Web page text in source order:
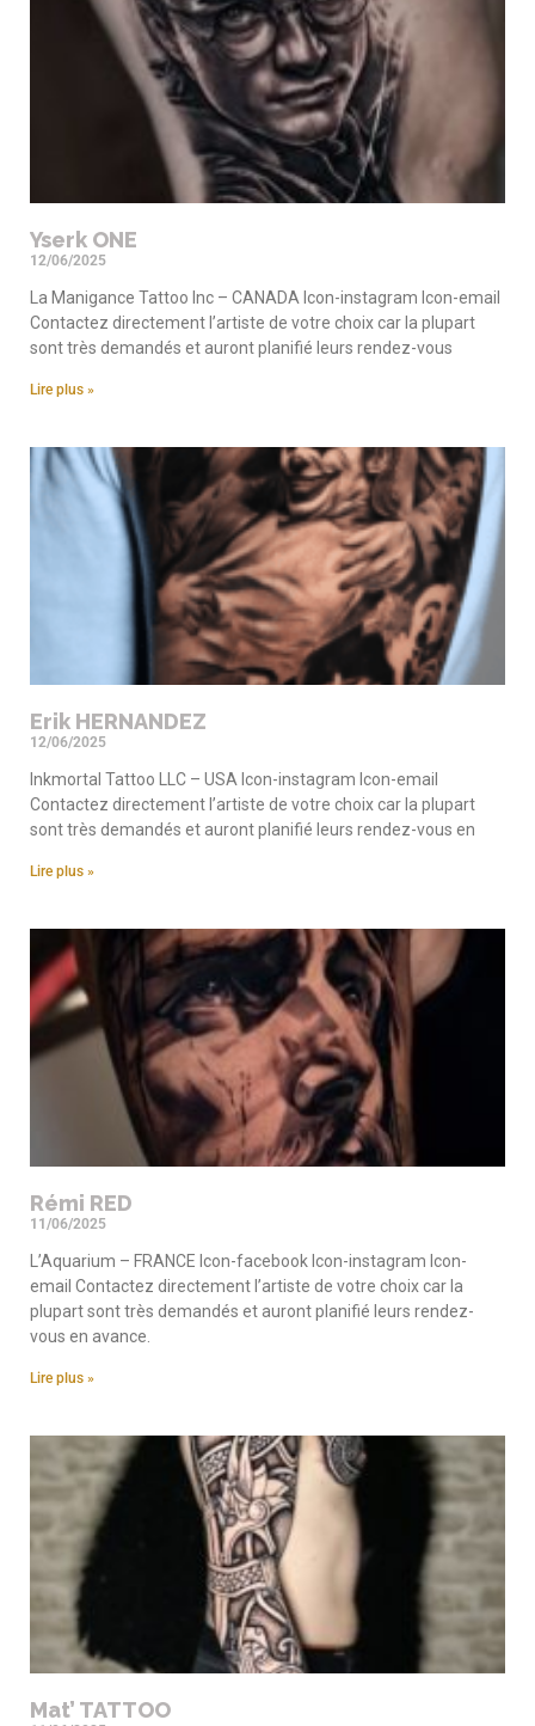
Yserk ONE
12/06/2025
La Manigance Tattoo Inc – CANADA Icon-instagram Icon-email
Contactez directement l’artiste de votre choix car la plupart
sont très demandés et auront planifié leurs rendez-vous
Lire plus »
Erik HERNANDEZ
12/06/2025
Inkmortal Tattoo LLC – USA Icon-instagram Icon-email
Contactez directement l’artiste de votre choix car la plupart
sont très demandés et auront planifié leurs rendez-vous en
Lire plus »
Rémi RED
11/06/2025
L’Aquarium – FRANCE Icon-facebook Icon-instagram Icon-
email Contactez directement l’artiste de votre choix car la
plupart sont très demandés et auront planifié leurs rendez-
vous en avance.
Lire plus »
Mat’ TATTOO